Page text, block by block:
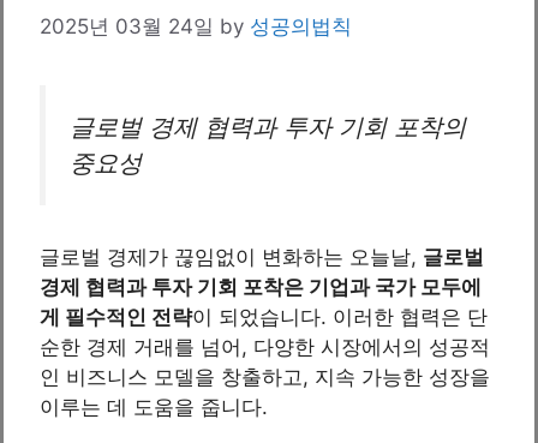
2025년 03월 24일 by 성공의법칙
글로벌 경제 협력과 투자 기회 포착의
중요성
글로벌 경제가 끊임없이 변화하는 오늘날, 글로벌
경제 협력과 투자 기회 포착은 기업과 국가 모두에
게 필수적인 전략이 되었습니다. 이러한 협력은 단
순한 경제 거래를 넘어, 다양한 시장에서의 성공적
인 비즈니스 모델을 창출하고, 지속 가능한 성장을
이루는 데 도움을 줍니다.